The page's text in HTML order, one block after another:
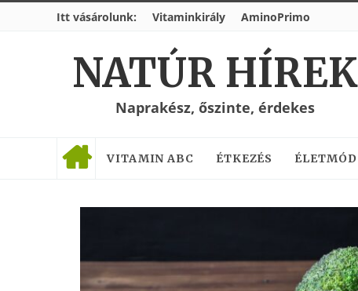
Itt vásárolunk: Vitaminkirály AminoPrimo
NATÚR HÍREK
Naprakész, őszinte, érdekes
VITAMIN ABC ÉTKEZÉS ÉLETMÓD